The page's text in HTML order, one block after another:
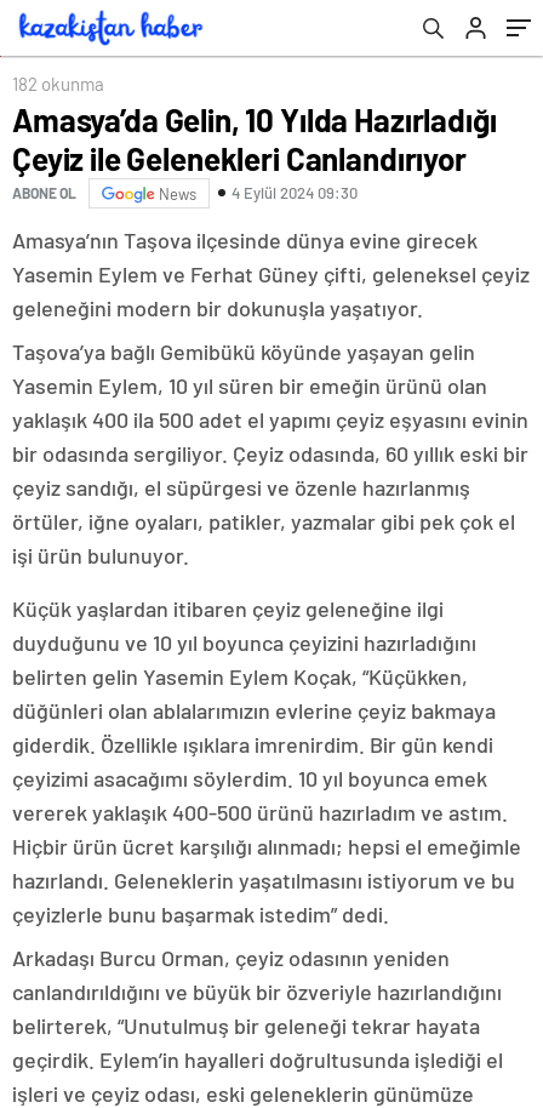
182 okunma
Amasya’da Gelin, 10 Yılda Hazırladığı
Çeyiz ile Gelenekleri Canlandırıyor
ABONE OL News 4 Eylül 2024 09:30
Amasya’nın Taşova ilçesinde dünya evine girecek
Yasemin Eylem ve Ferhat Güney çifti, geleneksel çeyiz
geleneğini modern bir dokunuşla yaşatıyor.
Taşova’ya bağlı Gemibükü köyünde yaşayan gelin
Yasemin Eylem, 10 yıl süren bir emeğin ürünü olan
yaklaşık 400 ila 500 adet el yapımı çeyiz eşyasını evinin
bir odasında sergiliyor. Çeyiz odasında, 60 yıllık eski bir
çeyiz sandığı, el süpürgesi ve özenle hazırlanmış
örtüler, iğne oyaları, patikler, yazmalar gibi pek çok el
işi ürün bulunuyor.
Küçük yaşlardan itibaren çeyiz geleneğine ilgi
duyduğunu ve 10 yıl boyunca çeyizini hazırladığını
belirten gelin Yasemin Eylem Koçak, “Küçükken,
düğünleri olan ablalarımızın evlerine çeyiz bakmaya
giderdik. Özellikle ışıklara imrenirdim. Bir gün kendi
çeyizimi asacağımı söylerdim. 10 yıl boyunca emek
vererek yaklaşık 400-500 ürünü hazırladım ve astım.
Hiçbir ürün ücret karşılığı alınmadı; hepsi el emeğimle
hazırlandı. Geleneklerin yaşatılmasını istiyorum ve bu
çeyizlerle bunu başarmak istedim” dedi.
Arkadaşı Burcu Orman, çeyiz odasının yeniden
canlandırıldığını ve büyük bir özveriyle hazırlandığını
belirterek, “Unutulmuş bir geleneği tekrar hayata
geçirdik. Eylem’in hayalleri doğrultusunda işlediği el
işleri ve çeyiz odası, eski geleneklerin günümüze